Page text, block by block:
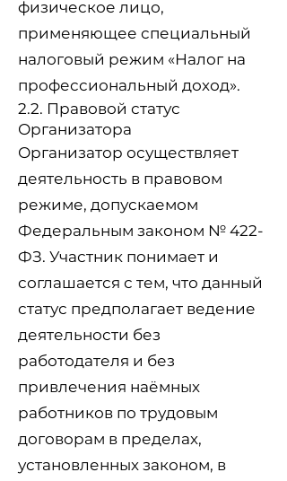
физическое лицо,
применяющее специальный
налоговый режим «Налог на
профессиональный доход».
2.2. Правовой статус
Организатора
Организатор осуществляет
деятельность в правовом
режиме, допускаемом
Федеральным законом № 422-
ФЗ. Участник понимает и
соглашается с тем, что данный
статус предполагает ведение
деятельности без
работодателя и без
привлечения наёмных
работников по трудовым
договорам в пределах,
установленных законом, в